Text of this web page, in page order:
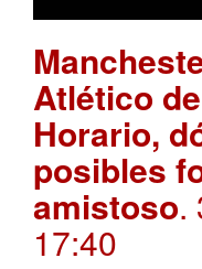
Atlético
Horario,
posibles
amistoso.
17:40